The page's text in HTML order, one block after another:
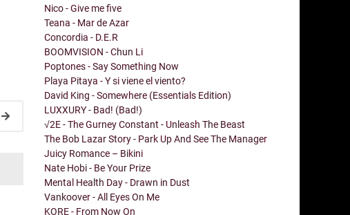
Nico - Give me five
Teana - Mar de Azar
Concordia - D.E.R
BOOMVISION - Chun Li
Poptones - Say Something Now
Playa Pitaya - Y si viene el viento?
David King - Somewhere (Essentials Edition)
LUXXURY - Bad! (Bad!)
√2E - The Gurney Constant - Unleash The Beast
The Bob Lazar Story - Park Up And See The Manager
Juicy Romance – Bikini
Nate Hobi - Be Your Prize
Mental Health Day - Drawn in Dust
Vankoover - All Eyes On Me
KORE - From Now On